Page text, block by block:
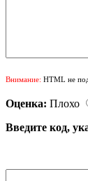
Внимание: HTML не
Оценка: Плохо
Введите код,